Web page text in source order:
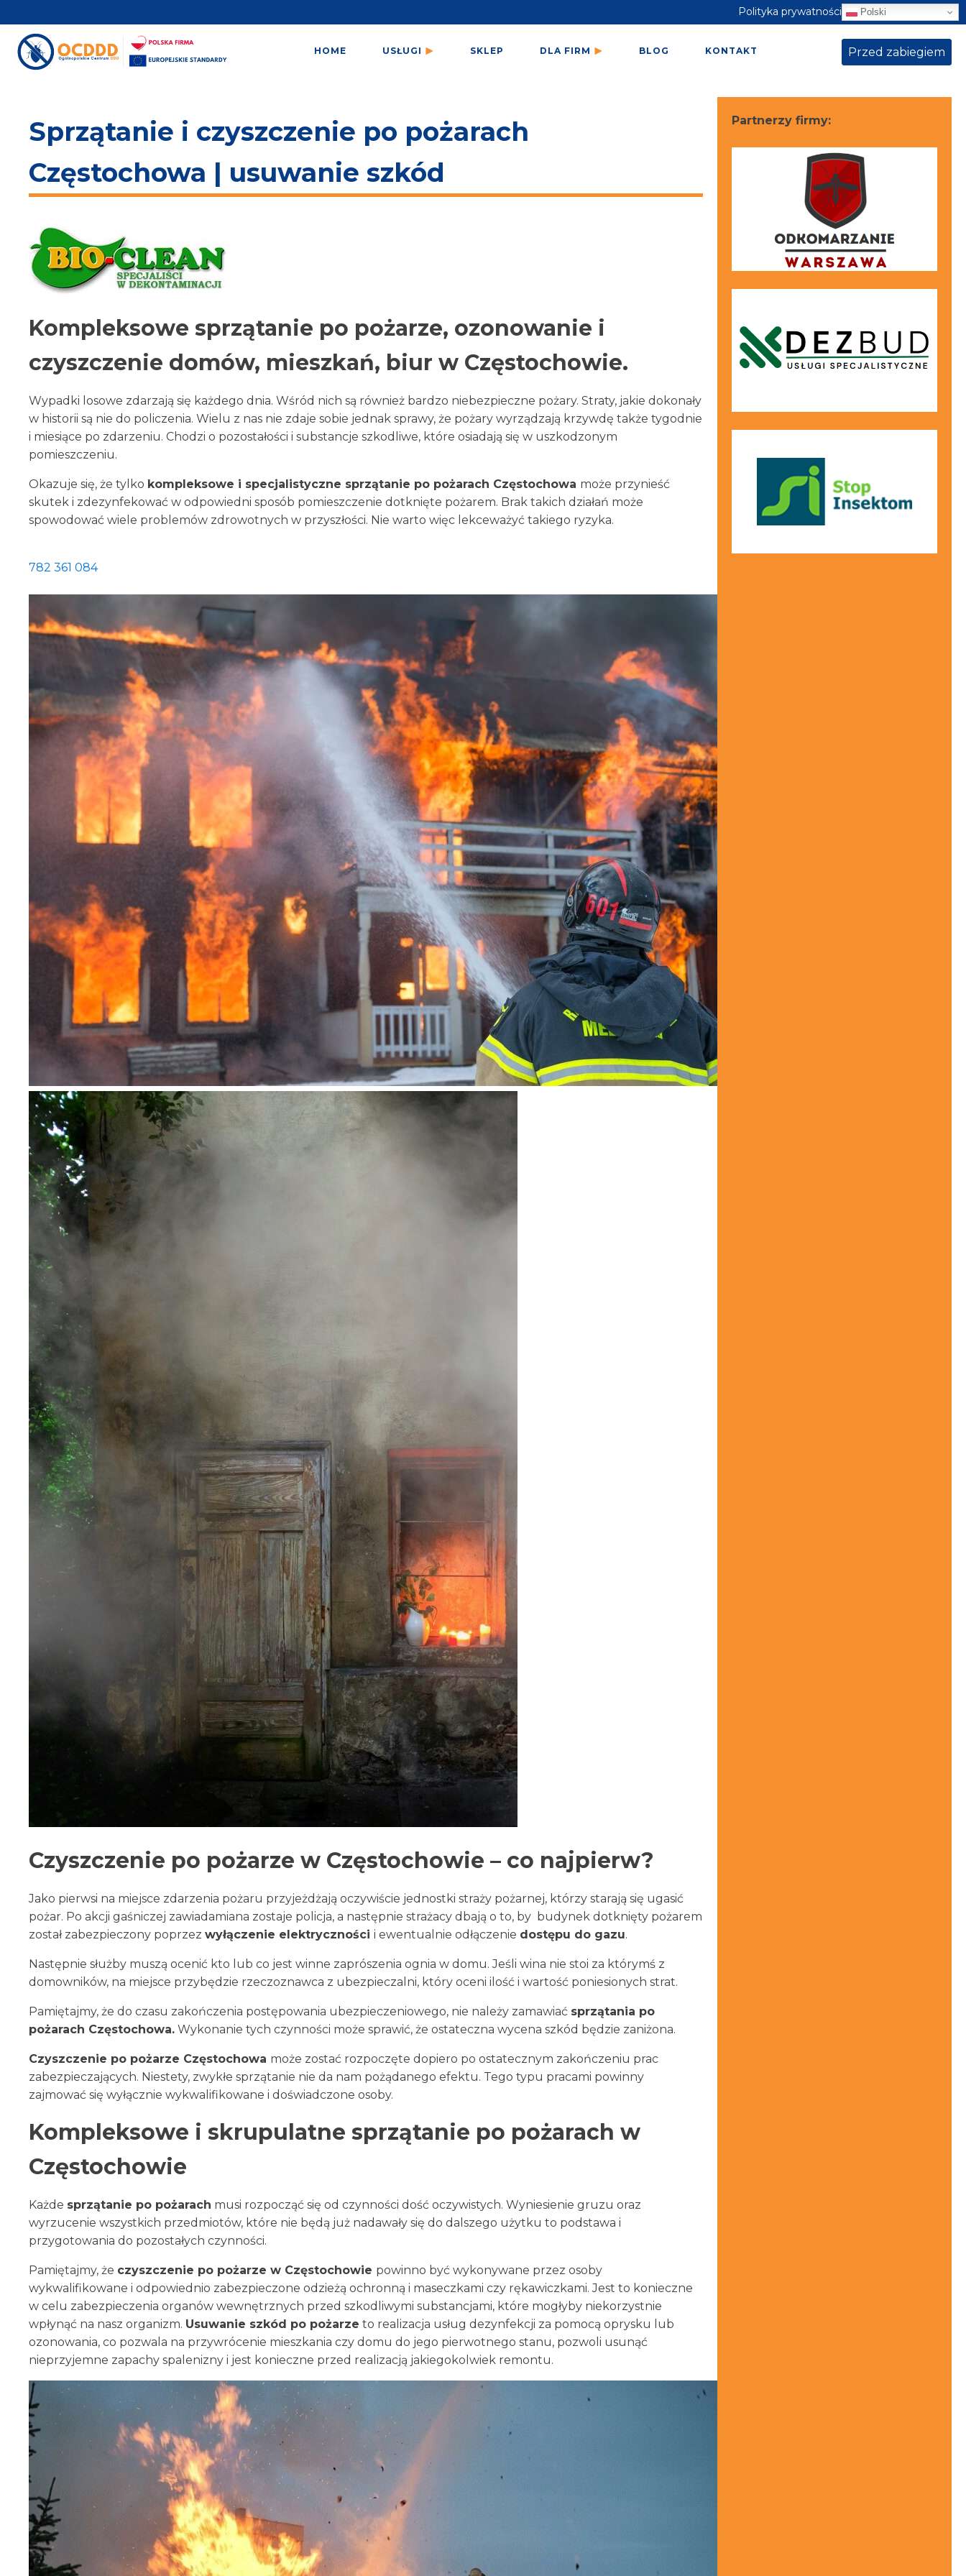
Polityka prywatności Polski
HOME USŁUGI SKLEP DLA FIRM BLOG KONTAKT Przed zabiegiem
Sprzątanie i czyszczenie po pożarach
Częstochowa | usuwanie szkód
Kompleksowe sprzątanie po pożarze, ozonowanie i
czyszczenie domów, mieszkań, biur w Częstochowie.
Wypadki losowe zdarzają się każdego dnia. Wśród nich są również bardzo niebezpieczne pożary. Straty, jakie dokonały
w historii są nie do policzenia. Wielu z nas nie zdaje sobie jednak sprawy, że pożary wyrządzają krzywdę także tygodnie
i miesiące po zdarzeniu. Chodzi o pozostałości i substancje szkodliwe, które osiadają się w uszkodzonym
pomieszczeniu.
Okazuje się, że tylko kompleksowe i specjalistyczne sprzątanie po pożarach Częstochowa może przynieść
skutek i zdezynfekować w odpowiedni sposób pomieszczenie dotknięte pożarem. Brak takich działań może
spowodować wiele problemów zdrowotnych w przyszłości. Nie warto więc lekceważyć takiego ryzyka.
782 361 084
Czyszczenie po pożarze w Częstochowie – co najpierw?
Jako pierwsi na miejsce zdarzenia pożaru przyjeżdżają oczywiście jednostki straży pożarnej, którzy starają się ugasić
pożar. Po akcji gaśniczej zawiadamiana zostaje policja, a następnie strażacy dbają o to, by budynek dotknięty pożarem
został zabezpieczony poprzez wyłączenie elektryczności i ewentualnie odłączenie dostępu do gazu.
Następnie służby muszą ocenić kto lub co jest winne zaprószenia ognia w domu. Jeśli wina nie stoi za którymś z
domowników, na miejsce przybędzie rzeczoznawca z ubezpieczalni, który oceni ilość i wartość poniesionych strat.
Pamiętajmy, że do czasu zakończenia postępowania ubezpieczeniowego, nie należy zamawiać sprzątania po
pożarach Częstochowa. Wykonanie tych czynności może sprawić, że ostateczna wycena szkód będzie zaniżona.
Czyszczenie po pożarze Częstochowa może zostać rozpoczęte dopiero po ostatecznym zakończeniu prac
zabezpieczających. Niestety, zwykłe sprzątanie nie da nam pożądanego efektu. Tego typu pracami powinny
zajmować się wyłącznie wykwalifikowane i doświadczone osoby.
Kompleksowe i skrupulatne sprzątanie po pożarach w
Częstochowie
Każde sprzątanie po pożarach musi rozpocząć się od czynności dość oczywistych. Wyniesienie gruzu oraz
wyrzucenie wszystkich przedmiotów, które nie będą już nadawały się do dalszego użytku to podstawa i
przygotowania do pozostałych czynności.
Pamiętajmy, że czyszczenie po pożarze w Częstochowie powinno być wykonywane przez osoby
wykwalifikowane i odpowiednio zabezpieczone odzieżą ochronną i maseczkami czy rękawiczkami. Jest to konieczne
w celu zabezpieczenia organów wewnętrznych przed szkodliwymi substancjami, które mogłyby niekorzystnie
wpłynąć na nasz organizm. Usuwanie szkód po pożarze to realizacja usług dezynfekcji za pomocą oprysku lub
ozonowania, co pozwala na przywrócenie mieszkania czy domu do jego pierwotnego stanu, pozwoli usunąć
nieprzyjemne zapachy spalenizny i jest konieczne przed realizacją jakiegokolwiek remontu.
Partnerzy firmy: